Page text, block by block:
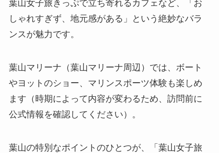
葉山女子旅きっぷで立ち寄れるカフェなど、「お
しゃれすぎず、地元感がある」という絶妙なバラ
ンスが魅力です。
葉山マリーナ（葉山マリーナ周辺）では、ボート
やヨットのショー、マリンスポーツ体験も楽しめ
ます（時期によって内容が変わるため、訪問前に
公式情報を確認してください）。
葉山の特別なポイントのひとつが、「葉山女子旅